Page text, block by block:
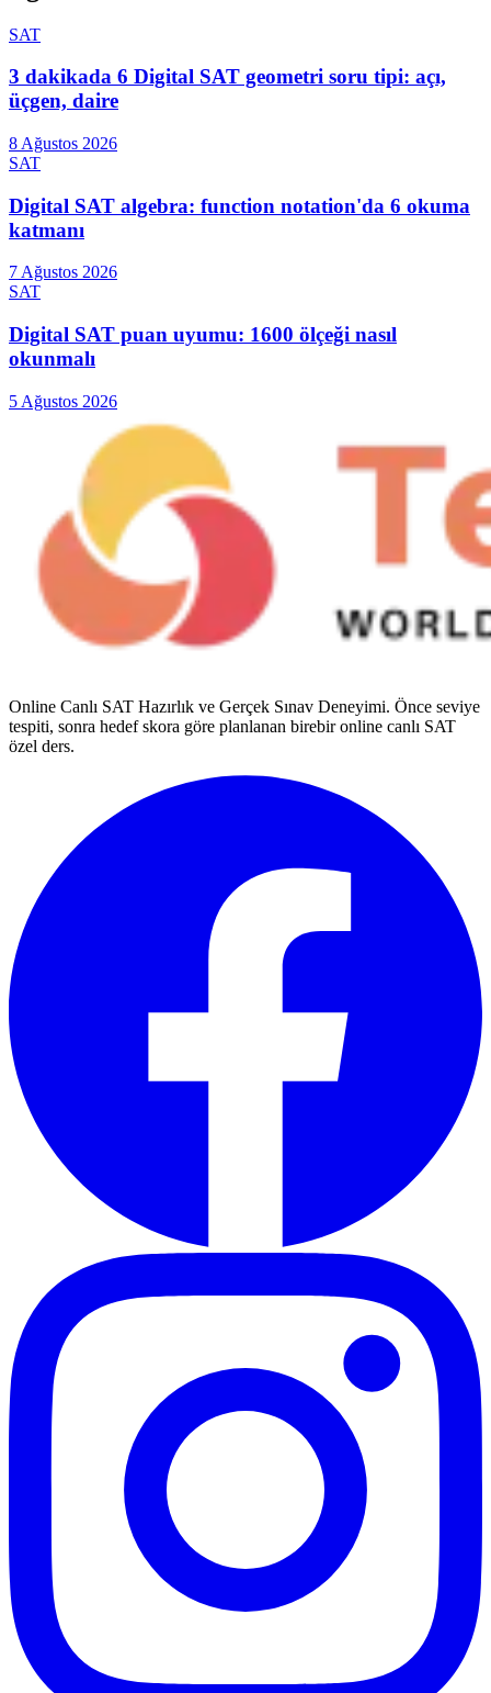
SAT
3 dakikada 6 Digital SAT geometri soru tipi: açı,
üçgen, daire
8 Ağustos 2026
SAT
Digital SAT algebra: function notation'da 6 okuma
katmanı
7 Ağustos 2026
SAT
Digital SAT puan uyumu: 1600 ölçeği nasıl
okunmalı
5 Ağustos 2026
Online Canlı SAT Hazırlık ve Gerçek Sınav Deneyimi. Önce seviye
tespiti, sonra hedef skora göre planlanan birebir online canlı SAT
özel ders.